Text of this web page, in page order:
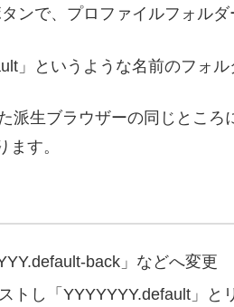
ンで、プロファイルフォルダ
」というような名前のフォル
派生ブラウザーの同じところ
ます。
back」などへ変更
トし「YYYYYYY.default」と